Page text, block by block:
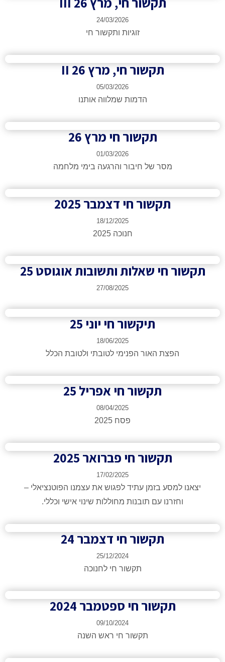
זוגיות ותקשור חי
תקשור חי, מרץ 26 II
הדמות שמלווה אותנו
תקשור חי מרץ 26
מסר של חיבור והרגעה בימי מלחמה
תקשור חי דצמבר 2025
חי שאלות ותשובות אוגוסט 25
תיקשור חי יוני 25
הפצת האור הפנימי לטובתי ולטובת הכלל
תקשור חי אפריל 25
תקשור חי פברואר 2025
למסע בזמן עתיד לפגוש את עצמנו הפוטנציאלי –
וחזרנו עם תובנות מחוללות שינוי אישי וכללי.
תקשור חי דצמבר 24
תקשור חי לחנוכה
תקשור חי ספטמבר 2024
תקשור חי ראש השנה